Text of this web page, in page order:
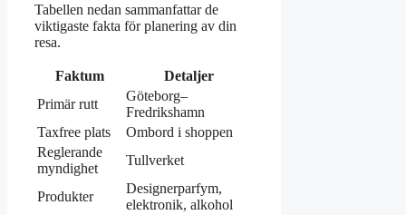
Tabellen nedan sammanfattar de
viktigaste fakta för planering av din
resa.
Faktum
Detaljer
Primär rutt
Göteborg–
Fredrikshamn
Taxfree plats
Ombord i shoppen
Reglerande
myndighet
Tullverket
Produkter
Designerparfym,
elektronik, alkohol